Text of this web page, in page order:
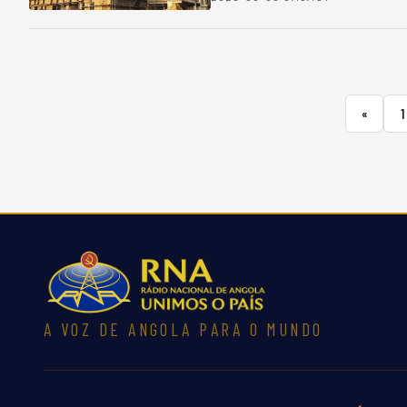
« 1
A VOZ DE ANGOLA PARA O MUNDO